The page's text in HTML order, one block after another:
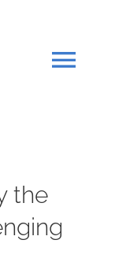
the